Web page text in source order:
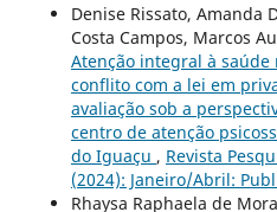
Denise Rissato, Amanda
Costa Campos, Marcos
Atenção integral à saúde
conflito com a lei em
avaliação sob a
centro de atenção
do Iguaçu , Revista
(2024): Janeiro/Abril:
Rhaysa Raphaela de